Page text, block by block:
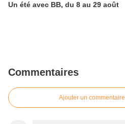
Un été avec BB, du 8 au 29 août
Commentaires
Ajouter un commentaire